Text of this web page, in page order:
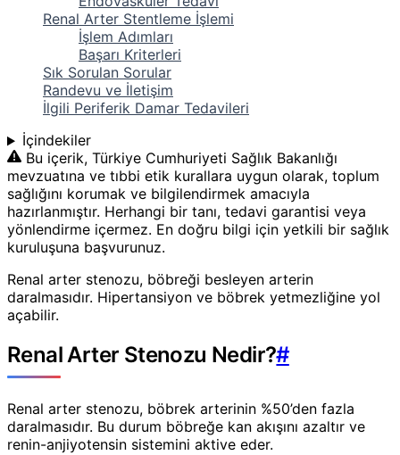
Renal Arter Stentleme İşlemi
İşlem Adımları
Başarı Kriterleri
Sık Sorulan Sorular
Randevu ve İletişim
İlgili Periferik Damar Tedavileri
İçindekiler
Bu içerik, Türkiye Cumhuriyeti Sağlık Bakanlığı
mevzuatına ve tıbbi etik kurallara uygun olarak, toplum
sağlığını korumak ve bilgilendirmek amacıyla
hazırlanmıştır. Herhangi bir tanı, tedavi garantisi veya
yönlendirme içermez. En doğru bilgi için yetkili bir sağlık
kuruluşuna başvurunuz.
Renal arter stenozu, böbreği besleyen arterin
daralmasıdır. Hipertansiyon ve böbrek yetmezliğine yol
açabilir.
Renal Arter Stenozu Nedir?#
Renal arter stenozu, böbrek arterinin %50’den fazla
daralmasıdır. Bu durum böbreğe kan akışını azaltır ve
renin-anjiyotensin sistemini aktive eder.